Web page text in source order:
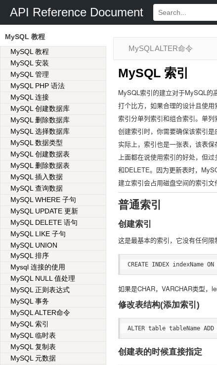
API Reference Document
MySQL 教程
MySQL 教程
MySQL 安装
MySQL 管理
MySQL PHP 语法
MySQL 连接
MySQL 创建数据库
MySQL 删除数据库
MySQL 选择数据库
MySQL 数据类型
MySQL 创建数据表
MySQL 删除数据表
MySQL 插入数据
MySQL 查询数据
MySQL WHERE 子句
MySQL UPDATE 更新
MySQL DELETE 语句
MySQL LIKE 子句
MySQL UNION
MySQL 排序
Mysql 连接的使用
MySQL NULL 值处理
MySQL 正则表达式
MySQL 事务
MySQL ALTER命令
MySQL 索引
MySQL 临时表
MySQL 复制表
MySQL 元数据
MySQL ALTER命令
MySQL 索引
MySQL索引的建立对于MySQL的
打个比方，如果合理的设计且使
索引分单列索引和组合索引。单
创建索引时，你需要确保该索引是
实际上，索引也是一张表，该表保
上面都在说使用索引的好处，但
和DELETE。因为更新表时，
建立索引会占用磁盘空间的索引文
普通索引
创建索引
这是最基本的索引，它没有任何限
如果是CHAR，VARCHAR类型，
修改表结构(添加索引)
创建表的时候直接指定